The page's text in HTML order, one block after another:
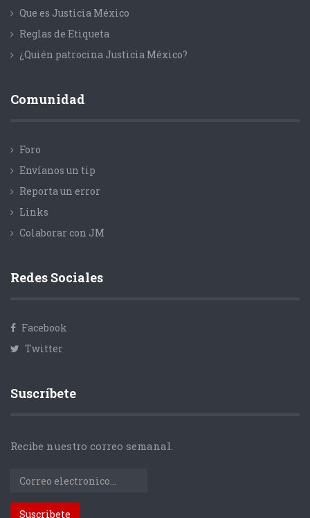
Que es Justicia México
Reglas de Etiqueta
¿Quién patrocina Justicia México?
Comunidad
Foro
Envíanos un tip
Reporta un error
Links
Colaborar con JM
Redes Sociales
Facebook
Twitter
Suscríbete
Recibe nuestro correo semanal.